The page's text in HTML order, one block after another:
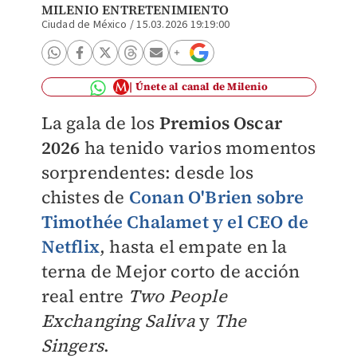
MILENIO ENTRETENIMIENTO
Ciudad de México /15.03.2026 19:19:00
Únete al canal de Milenio
La gala de los Premios Oscar
2026 ha tenido varios momentos
sorprendentes: desde los
chistes de Conan O'Brien sobre
Timothée Chalamet y el CEO de
Netflix, hasta el empate en la
terna de Mejor corto de acción
real entre Two People
Exchanging Salivay The
Singers.